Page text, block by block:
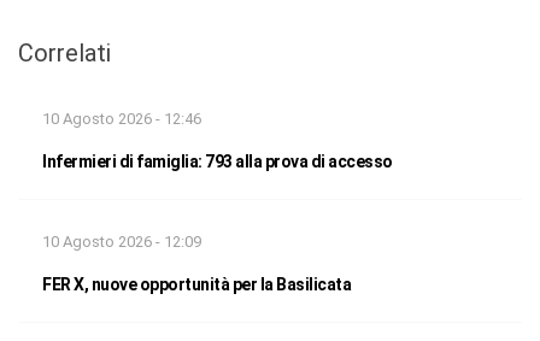
Correlati
10 Agosto 2026 - 12:46
Infermieri di famiglia: 793 alla prova di accesso
10 Agosto 2026 - 12:09
FER X, nuove opportunità per la Basilicata